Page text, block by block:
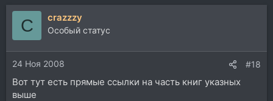
а
и
и
:
C crazzzy
Особый статус
24 Ноя 2008 #18
Вот тут есть прямые ссылки на часть книг указных
выше